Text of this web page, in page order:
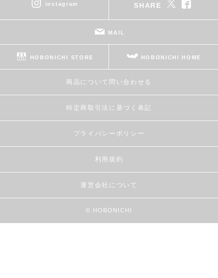
instagram SHARE
MAIL
HOBONICHI STORE HOBONICHI HOME
商品について問い合わせる
特定商取引法に基づく表記
プライバシーポリシー
利用規約
運営会社について
© HOBONICHI